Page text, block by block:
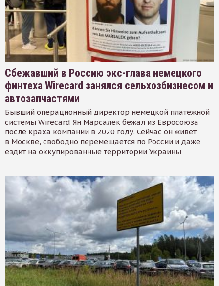
Сбежавший в Россию экс-глава немецкого
финтеха Wirecard занялся сельхозбизнесом и
автозапчастями
Бывший операционный директор немецкой платёжной
системы Wirecard Ян Марсалек бежал из Евросоюза
после краха компании в 2020 году. Сейчас он живёт
в Москве, свободно перемещается по России и даже
ездит на оккупированные территории Украины